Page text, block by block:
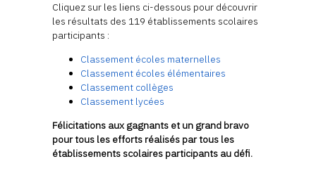
Cliquez sur les liens ci-dessous pour découvrir
les résultats des 119 établissements scolaires
participants :
Classement écoles maternelles
Classement écoles élémentaires
Classement collèges
Classement lycées
Félicitations aux gagnants et un grand bravo
pour tous les efforts réalisés par tous les
établissements scolaires participants au défi.